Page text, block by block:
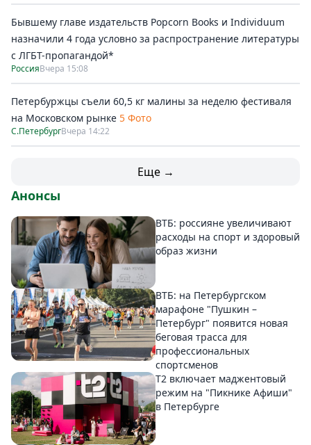
Бывшему главе издательств Popcorn Books и Individuum
назначили 4 года условно за распространение литературы
с ЛГБТ-пропагандой*
РоссияВчера 15:08
Петербуржцы съели 60,5 кг малины за неделю фестиваля
на Московском рынке 5 Фото
С.ПетербургВчера 14:22
Еще →
Анонсы
ВТБ: россияне увеличивают
расходы на спорт и здоровый
образ жизни
ВТБ: на Петербургском
марафоне "Пушкин –
Петербург" появится новая
беговая трасса для
профессиональных
спортсменов
Т2 включает маджентовый
режим на "Пикнике Афиши"
в Петербурге